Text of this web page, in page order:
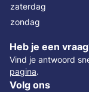
zaterdag
zondag
Heb je een
Vind je antwoord
pagina.
Volg ons